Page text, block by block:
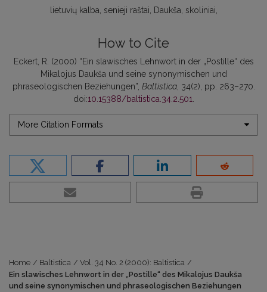
lietuvių kalba senieji raštai Daukša skoliniai
How to Cite
Eckert, R. (2000) “Ein slawisches Lehnwort in der „Postille“ des
Mikalojus Daukša und seine synonymischen und
phraseologischen Beziehungen”, Baltistica, 34(2), pp. 263–270.
doi:10.15388/baltistica.34.2.501
More Citation Formats
Home / Baltistica / Vol. 34 No. 2 (2000): Baltistica /
Ein slawisches Lehnwort in der „Postille“ des Mikalojus Daukša
und seine synonymischen und phraseologischen Beziehungen